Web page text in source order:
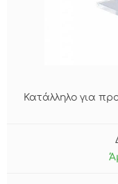
Κατάλληλο για